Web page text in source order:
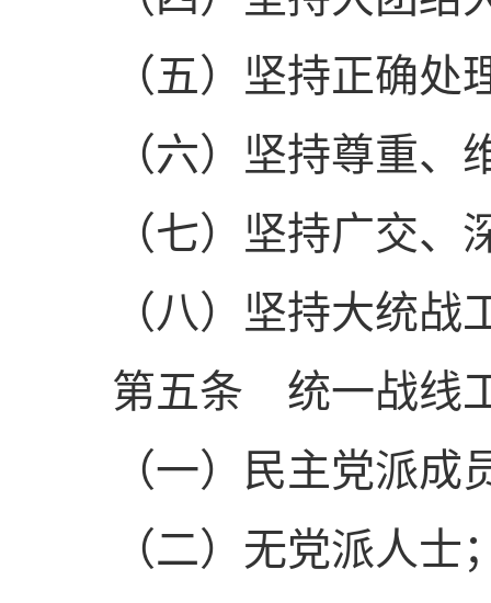
（五）坚持正确处
（六）坚持尊重、
（七）坚持广交、
（八）坚持大统战
第五条 统一战线工
（一）民主党派成
（二）无党派人士